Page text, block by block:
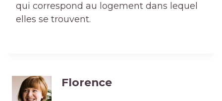
qui correspond au logement dans lequel
elles se trouvent.
Florence